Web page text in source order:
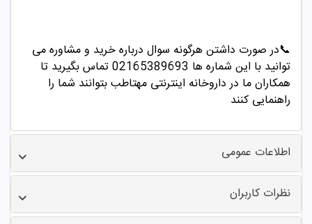
📞در صورت داشتن هرگونه سوال درباره خرید و مشاوره می
توانید با این شماره ها 02165389693
تماس بگیرید تا
همکاران ما در داروخانه اینترنتی مهتاطب بتوانند شما را
راهنمایی کنند
اطلاعات عمومی
نظرات کاربران